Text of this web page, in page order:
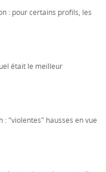
: pour certains profils, les
était le meilleur
: "violentes" hausses en vue